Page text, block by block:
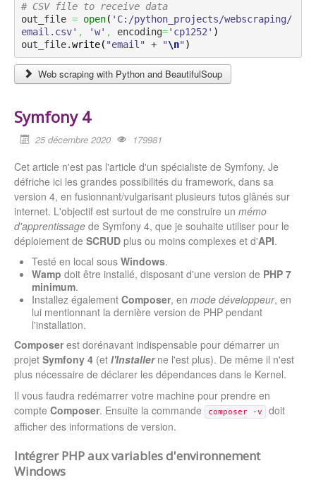
# CSV file to receive data
out_file = open( 'C:/python_projects/webscraping/
email.csv' , 'w' , encoding='cp1252' )
out_file.write( "email" + "\n")
Web scraping with Python and BeautifulSoup
Symfony 4
25 décembre 2020 179981
Cet article n'est pas l'article d'un spécialiste de Symfony. Je
défriche ici les grandes possibilités du framework, dans sa
version 4, en fusionnant/vulgarisant plusieurs tutos glânés sur
internet. L'objectif est surtout de me construire un mémo
d'apprentissage de Symfony 4, que je souhaite utiliser pour le
déploiement de SCRUD plus ou moins complexes et d'API.
Testé en local sous Windows.
Wamp doit être installé, disposant d'une version de PHP 7
minimum.
Installez également Composer, en mode développeur, en
lui mentionnant la dernière version de PHP pendant
l'installation.
Composer est dorénavant indispensable pour démarrer un
projet Symfony 4 (et l'Installer ne l'est plus). De même il n'est
plus nécessaire de déclarer les dépendances dans le Kernel.
Il vous faudra redémarrer votre machine pour prendre en
compte Composer. Ensuite la commande composer -v
doit
afficher des informations de version.
Intégrer PHP aux variables d'environnement
Windows